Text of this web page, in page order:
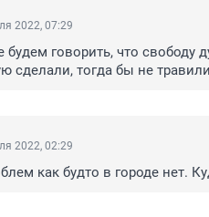
2022, 07:29
будем говорить, что свободу
сделали, тогда бы не
2022, 02:29
как будто в городе нет.